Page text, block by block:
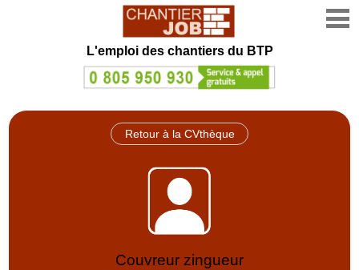
L'emploi des chantiers du BTP
Retour à la CVthèque
Couvreur zingueur